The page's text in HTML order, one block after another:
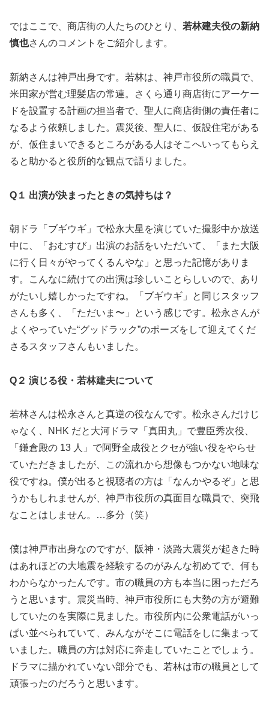
ではここで、商店街の人たちのひとり、 若林建夫役の新納
慎也さんのコメントをご紹介します。
新納さんは神戸出身です。若林は、神戸市役所の職員で、
米田家が営む理髪店の常連。さくら通り商店街にアーケー
ドを設置する計画の担当者で、聖人に商店街側の責任者に
なるよう依頼しました。震災後、聖人に、仮設住宅がある
が、仮住まいできるところがある人はそこへいってもらえ
ると助かると役所的な観点で語りました。
Q１ 出演が決まったときの気持ちは？
朝ドラ「ブギウギ」で松永大星を演じていた撮影中か放送
中に、「おむすび」出演のお話をいただいて、「また大阪
に行く日々がやってくるんやな」と思った記憶がありま
す。こんなに続けての出演は珍しいことらしいので、あり
がたいし嬉しかったですね。「ブギウギ」と同じスタッフ
さんも多く、「ただいま〜」という感じです。松永さんが
よくやっていた“グッドラック”のポーズをして迎えてくだ
さるスタッフさんもいました。
Q２ 演じる役・若林建夫について
若林さんは松永さんと真逆の役なんです。松永さんだけじ
ゃなく、NHK だと大河ドラマ「真田丸」で豊臣秀次役、
「鎌倉殿の 13 人」で阿野全成役とクセが強い役をやらせ
ていただきましたが、この流れから想像もつかない地味な
役ですね。僕が出ると視聴者の方は「なんかやるぞ」と思
うかもしれませんが、神戸市役所の真面目な職員で、突飛
なことはしません。…多分（笑）
僕は神戸市出身なのですが、阪神・淡路大震災が起きた時
はあれほどの大地震を経験するのがみんな初めてで、何も
わからなかったんです。市の職員の方も本当に困っただろ
うと思います。震災当時、神戸市役所にも大勢の方が避難
していたのを実際に見ました。市役所内に公衆電話がいっ
ぱい並べられていて、みんながそこに電話をしに集まって
いました。職員の方は対応に奔走していたことでしょう。
ドラマに描かれていない部分でも、若林は市の職員として
頑張ったのだろうと思います。